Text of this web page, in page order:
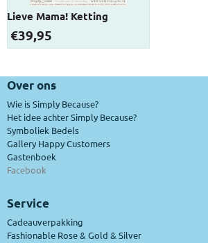
Lieve Mama! Ketting
€39,95
Over ons
Wie is Simply Because?
Het idee achter Simply Because?
Symboliek Bedels
Gallery Happy Customers
Gastenboek
Facebook
Service
Cadeauverpakking
Fashionable Rose & Gold & Silver